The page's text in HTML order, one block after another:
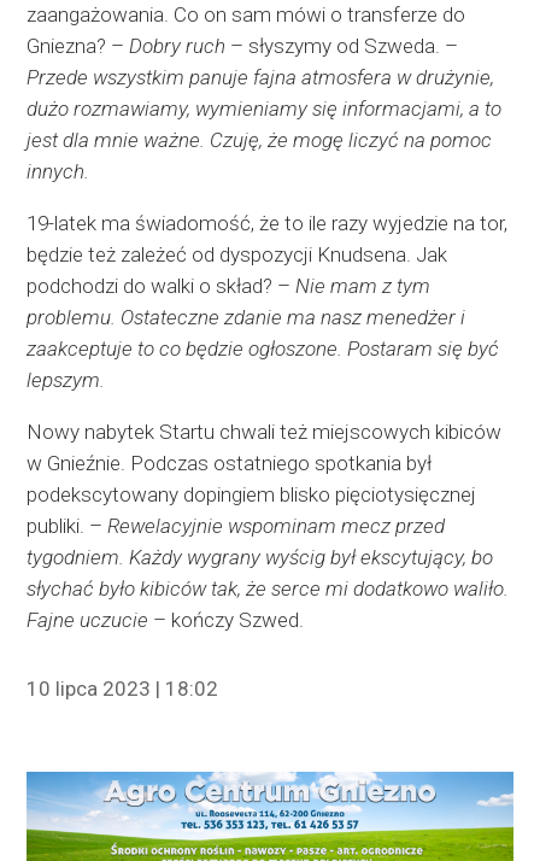
zaangażowania. Co on sam mówi o transferze do
Gniezna? –Dobry ruch – słyszymy od Szweda. –
Przede wszystkim panuje fajna atmosfera w drużynie,
dużo rozmawiamy, wymieniamy się informacjami, a to
jest dla mnie ważne. Czuję, że mogę liczyć na pomoc
innych.
19-latek ma świadomość, że to ile razy wyjedzie na tor,
będzie też zależeć od dyspozycji Knudsena. Jak
podchodzi do walki o skład? –Nie mam z tym
problemu. Ostateczne zdanie ma nasz menedżer i
zaakceptuje to co będzie ogłoszone. Postaram się być
lepszym.
Nowy nabytek Startu chwali też miejscowych kibiców
w Gnieźnie. Podczas ostatniego spotkania był
podekscytowany dopingiem blisko pięciotysięcznej
publiki. –Rewelacyjnie wspominam mecz przed
tygodniem. Każdy wygrany wyścig był ekscytujący, bo
słychać było kibiców tak, że serce mi dodatkowo waliło.
Fajne uczucie – kończy Szwed.
10 lipca 2023 | 18:02